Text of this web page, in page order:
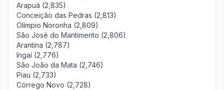
Arapuá (2,835)
Conceição das Pedras (2,813)
Olímpio Noronha (2,809)
São José do Mantimento (2,806)
Arantina (2,787)
Ingaí (2,776)
São João da Mata (2,746)
Piau (2,733)
Córrego Novo (2,728)